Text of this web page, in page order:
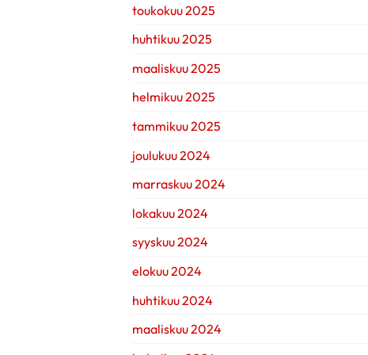
toukokuu 2025
huhtikuu 2025
maaliskuu 2025
helmikuu 2025
tammikuu 2025
joulukuu 2024
marraskuu 2024
lokakuu 2024
syyskuu 2024
elokuu 2024
huhtikuu 2024
maaliskuu 2024